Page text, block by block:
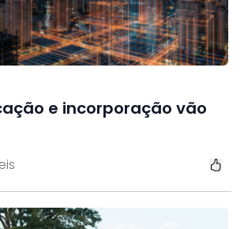
e incorporação vão